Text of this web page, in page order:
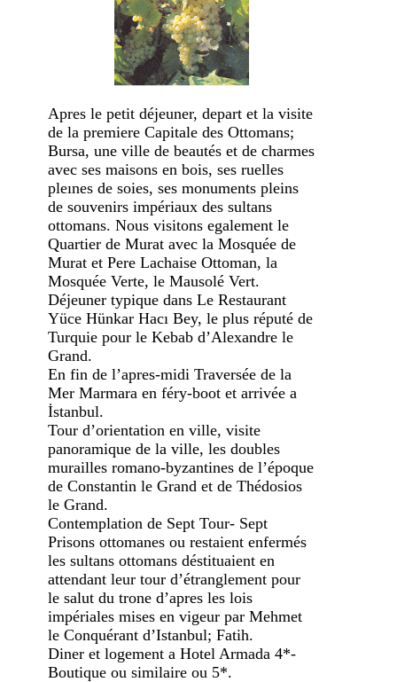
Apres le petit déjeuner, depart et la visite
de la premiere Capitale des Ottomans;
Bursa, une ville de beautés et de charmes
avec ses maisons en bois, ses ruelles
pleınes de soies, ses monuments pleins
de souvenirs impériaux des sultans
ottomans. Nous visitons egalement le
Quartier de Murat avec la Mosquée de
Murat et Pere Lachaise Ottoman, la
Mosquée Verte, le Mausolé Vert.
Déjeuner typique dans Le Restaurant
Yüce Hünkar Hacı Bey, le plus réputé de
Turquie pour le Kebab d’Alexandre le
Grand.
En fin de l’apres-midi Traversée de la
Mer Marmara en féry-boot et arrivée a
İstanbul.
Tour d’orientation en ville, visite
panoramique de la ville, les doubles
murailles romano-byzantines de l’époque
de Constantin le Grand et de Thédosios
le Grand.
Contemplation de Sept Tour- Sept
Prisons ottomanes ou restaient enfermés
les sultans ottomans déstituaient en
attendant leur tour d’étranglement pour
le salut du trone d’apres les lois
impériales mises en vigeur par Mehmet
le Conquérant d’Istanbul; Fatih.
Diner et logement a Hotel Armada 4*-
Boutique ou similaire ou 5*.